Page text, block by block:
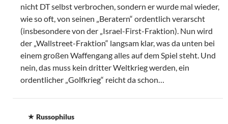
nicht DT selbst verbrochen, sondern er wurde mal wieder,
wie so oft, von seinen „Beratern“ ordentlich verarscht
(insbesondere von der „Israel-First-Fraktion). Nun wird
der „Wallstreet-Fraktion“ langsam klar, was da unten bei
einem großen Waffengang alles auf dem Spiel steht. Und
nein, das muss kein dritter Weltkrieg werden, ein
ordentlicher „Golfkrieg“ reicht da schon…
Russophilus